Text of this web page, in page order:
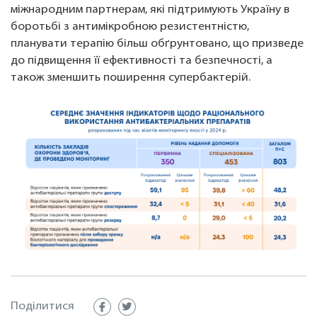
міжнародним партнерам, які підтримують Україну в
боротьбі з антимікробною резистентністю,
планувати терапію більш обґрунтовано, що призведе
до підвищення її ефективності та безпечності, а
також зменшить поширення супербактерій.
Поділитися